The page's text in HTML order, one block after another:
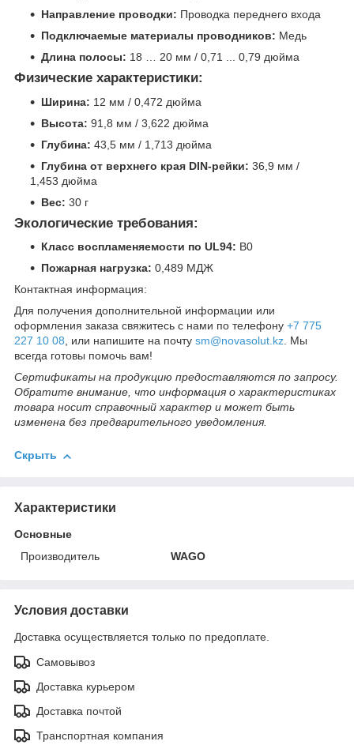
Направление проводки: Проводка переднего входа
Подключаемые материалы проводников: Медь
Длина полосы: 18 … 20 мм / 0,71 ... 0,79 дюйма
Физические характеристики:
Ширина: 12 мм / 0,472 дюйма
Высота: 91,8 мм / 3,622 дюйма
Глубина: 43,5 мм / 1,713 дюйма
Глубина от верхнего края DIN-рейки: 36,9 мм /
1,453 дюйма
Вес: 30 г
Экологические требования:
Класс воспламеняемости по UL94: В0
Пожарная нагрузка: 0,489 МДЖ
Контактная информация:
Для получения дополнительной информации или
оформления заказа свяжитесь с нами по телефону +7 775
227 10 08, или напишите на почту sm@novasolut.kz. Мы
всегда готовы помочь вам!
Сертификаты на продукцию предоставляются по запросу.
Обратите внимание, что информация о характеристиках
товара носит справочный характер и может быть
изменена без предварительного уведомления.
Скрыть
Характеристики
Основные
Производитель
WAGO
Условия доставки
Доставка осуществляется только по предоплате.
Самовывоз
Доставка курьером
Доставка почтой
Транспортная компания